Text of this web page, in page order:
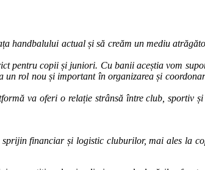
handbalului actual și să creăm un mediu
pentru copii și juniori. Cu banii aceștia vom
rol nou și important în organizarea și
va oferi o relație strânsă între club, sportiv
financiar și logistic cluburilor, mai ales la